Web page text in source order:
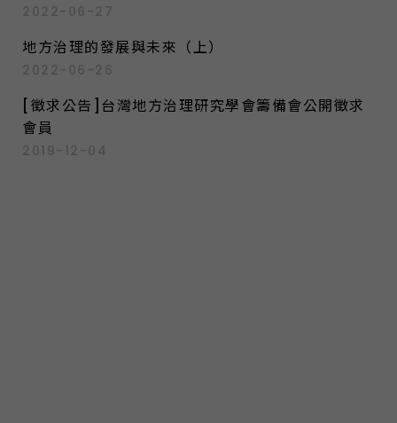
2022-06-27
地方治理的發展與未來（上）
2022-06-26
[徵求公告]台灣地方治理研究學會籌備會公開徵求
會員
2019-12-04